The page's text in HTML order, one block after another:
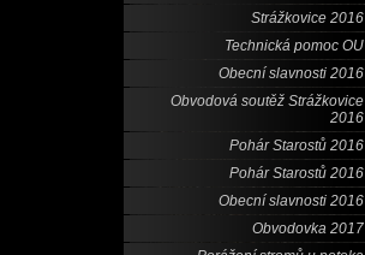
Strážkovice 2016
Technická pomoc OU
Obecní slavnosti 2016
Obvodová soutěž Strážkovice
2016
Pohár Starostů 2016
Pohár Starostů 2016
Obecní slavnosti 2016
Obvodovka 2017